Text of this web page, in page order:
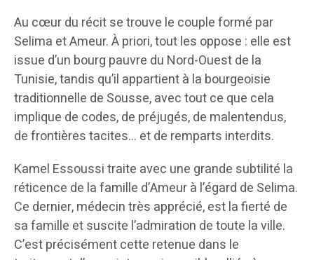
Au cœur du récit se trouve le couple formé par
Selima et Ameur. À priori, tout les oppose : elle est
issue d’un bourg pauvre du Nord-Ouest de la
Tunisie, tandis qu’il appartient à la bourgeoisie
traditionnelle de Sousse, avec tout ce que cela
implique de codes, de préjugés, de malentendus,
de frontières tacites… et de remparts interdits.
Kamel Essoussi traite avec une grande subtilité la
réticence de la famille d’Ameur à l’égard de Selima.
Ce dernier, médecin très apprécié, est la fierté de
sa famille et suscite l’admiration de toute la ville.
C’est précisément cette retenue dans le